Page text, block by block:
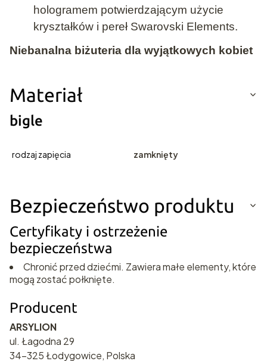
hologramem potwierdzającym użycie
kryształków i pereł Swarovski Elements.
Niebanalna biżuteria dla wyjątkowych kobiet
Materiał
bigle
rodzaj zapięcia zamknięty
Bezpieczeństwo produktu
Certyfikaty i ostrzeżenie
bezpieczeństwa
Chronić przed dziećmi. Zawiera małe elementy, które
mogą zostać połknięte.
Producent
ARSYLION
ul. Łagodna 29
34-325 Łodygowice, Polska